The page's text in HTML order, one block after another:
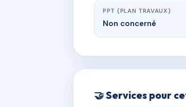
PPT (PLAN TRAVAUX)
Non concerné
🤝 Services pour